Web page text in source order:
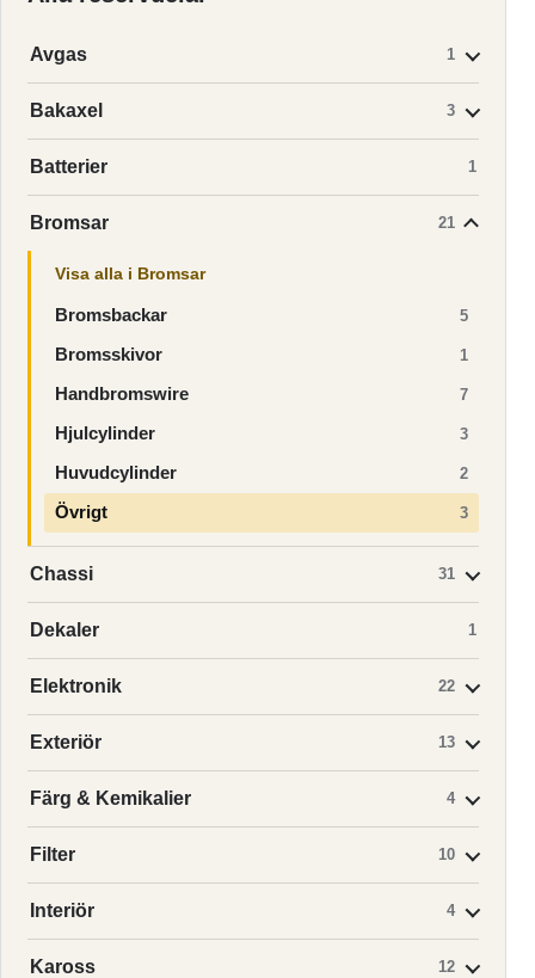
Avgas 1
Bakaxel 3
Batterier 1
Bromsar 21
Visa alla i Bromsar
Bromsbackar 5
Bromsskivor 1
Handbromswire 7
Hjulcylinder 3
Huvudcylinder 2
Övrigt 3
Chassi 31
Dekaler 1
Elektronik 22
Exteriör 13
Färg & Kemikalier 4
Filter 10
Interiör 4
Kaross 12